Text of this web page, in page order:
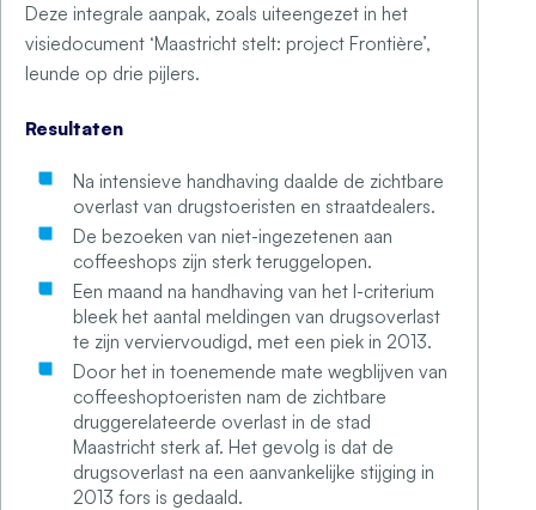
Deze integrale aanpak, zoals uiteengezet in het
visiedocument ‘Maastricht stelt: project Frontière’,
leunde op drie pijlers.
Resultaten
Na intensieve handhaving daalde de zichtbare
overlast van drugstoeristen en straatdealers.
De bezoeken van niet-ingezetenen aan
coffeeshops zijn sterk teruggelopen.
Een maand na handhaving van het I-criterium
bleek het aantal meldingen van drugsoverlast
te zijn verviervoudigd, met een piek in 2013.
Door het in toenemende mate wegblijven van
coffeeshoptoeristen nam de zichtbare
druggerelateerde overlast in de stad
Maastricht sterk af. Het gevolg is dat de
drugsoverlast na een aanvankelijke stijging in
2013 fors is gedaald.